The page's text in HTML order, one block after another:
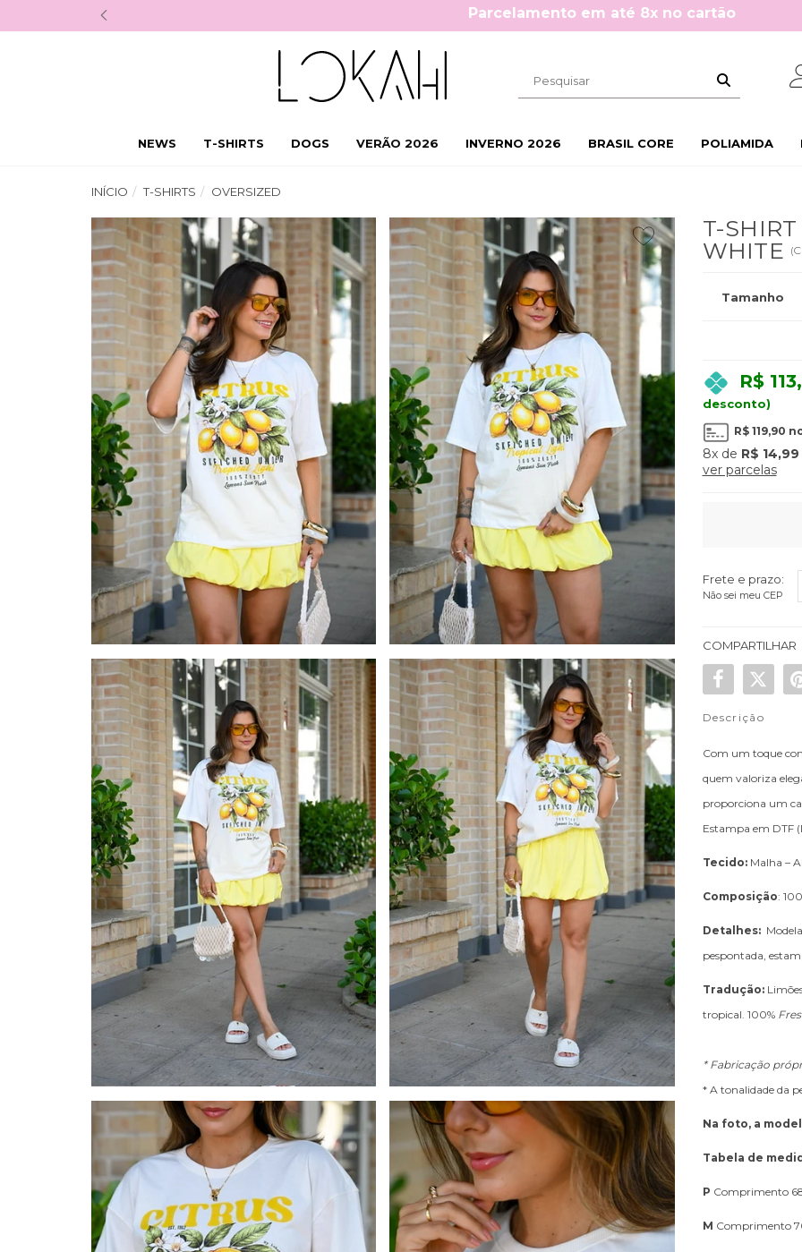
Cupom 10%OFF na primeira compra: BEMVINDA10
NEWS T-SHIRTS DOGS VERÃO 2026 INVERNO 2026 BRASIL CORE POLIAMIDA
INÍCIO T-SHIRTS OVERSIZED
T-
WHITE (
Tamanho
R$
desconto)
R$ 119,90
8xde R$ 14,99
ver parcelas
Frete e prazo:
Não sei meu CEP
COMPARTILHAR
Descrição
Com um toque
quem valoriza
proporciona um
Estampa em DTF
Tecido:Malha –
Composição:
Detalhes:
pespontada,
Tradução:
tropical. 100%
*Fabricação
* A tonalidade da
Na foto, a
Tabela de
P Comprimento
M Comprimento